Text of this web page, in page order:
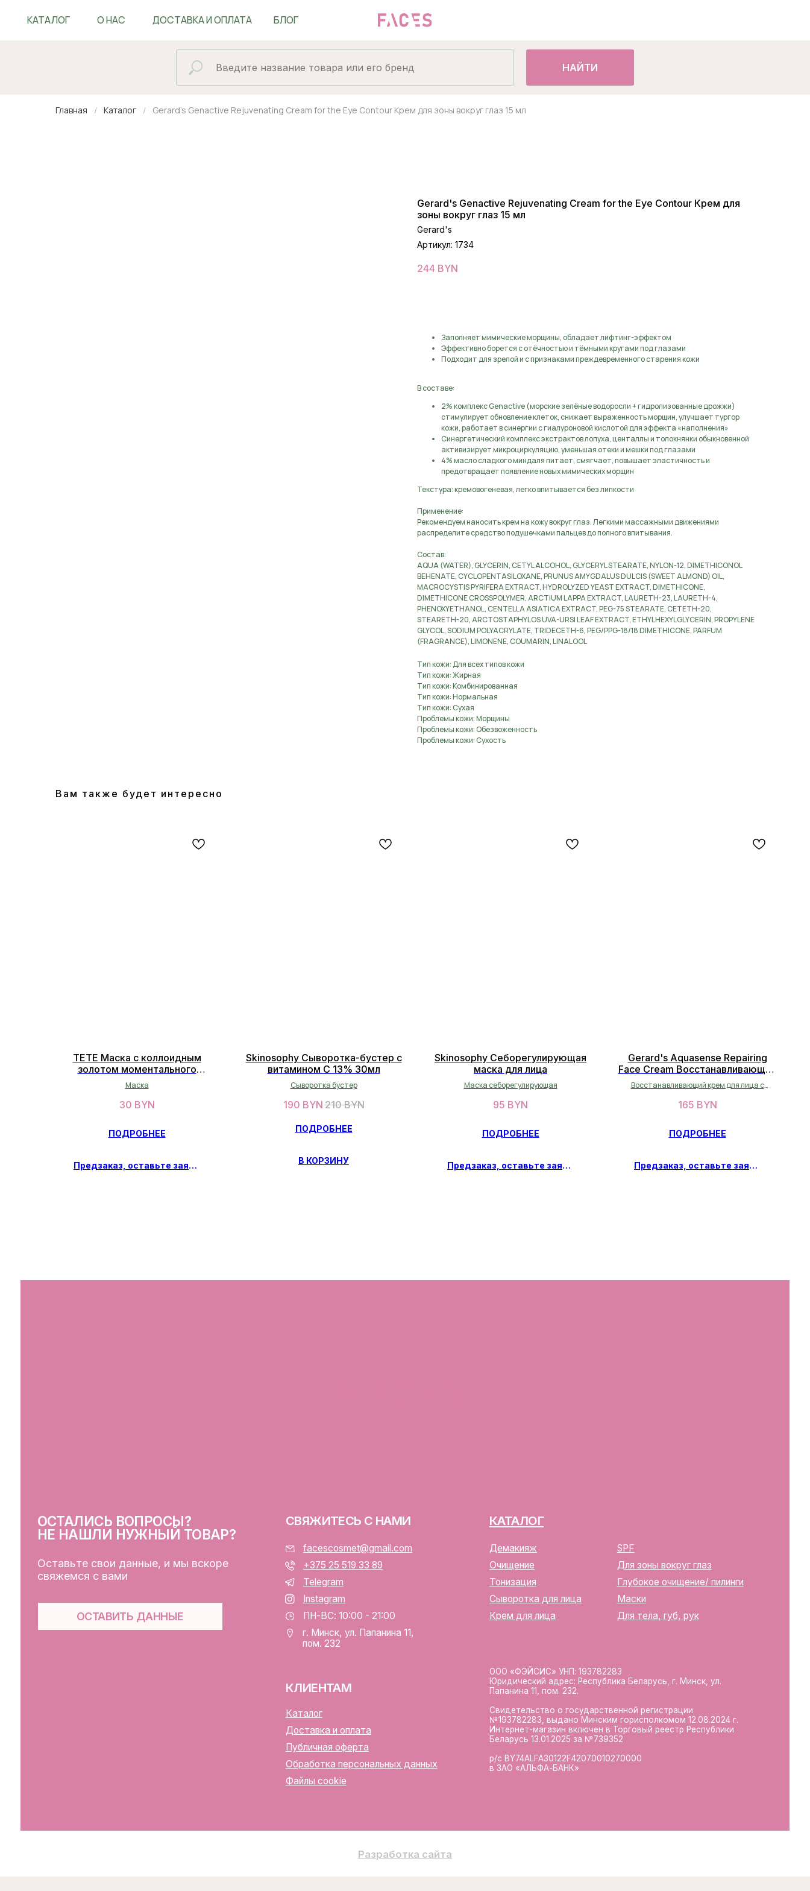
КАТАЛОГ О НАС БЛОГ
ДОСТАВКА И ОПЛАТА
НАЙТИ
Главная Каталог Gerard's Genactive Rejuvenating Cream for the Eye Contour Крем для зоны вокруг глаз 15 мл
Gerard's Genactive Rejuvenating Cream for the Eye Contour Крем для
зоны вокруг глаз 15 мл
Gerard's
Артикул: 1734
244 BYN
Заполняет мимические морщины, обладает лифтинг-эффектом
Эффективно борется с отёчностью и тёмными кругами под глазами
Подходит для зрелой и с признаками преждевременного старения кожи
В составе:
2% комплекс Genactive (морские зелёные водоросли + гидролизованные дрожжи)
стимулирует обновление клеток, снижает выраженность морщин, улучшает тургор
кожи, работает в синергии с гиалуроновой кислотой для эффекта «наполнения»
Синергетический комплекс экстрактов лопуха, центаллы и толокнянки обыкновенной
активизирует микроциркуляцию, уменьшая отеки и мешки под глазами
4% масло сладкого миндаля питает, смягчает, повышает эластичность и
предотвращает появление новых мимических морщин
Текстура: кремовогеневая, легко впитывается без липкости
Применение:
Рекомендуем наносить крем на кожу вокруг глаз. Легкими массажными движениями
распределите средство подушечками пальцев до полного впитывания.
Состав:
AQUA (WATER), GLYCERIN, CETYL ALCOHOL, GLYCERYL STEARATE, NYLON-12, DIMETHICONOL
BEHENATE, CYCLOPENTASILOXANE, PRUNUS AMYGDALUS DULCIS (SWEET ALMOND) OIL,
MACROCYSTIS PYRIFERA EXTRACT, HYDROLYZED YEAST EXTRACT, DIMETHICONE,
DIMETHICONE CROSSPOLYMER, ARCTIUM LAPPA EXTRACT, LAURETH-23, LAURETH-4,
PHENOXYETHANOL, CENTELLA ASIATICA EXTRACT, PEG-75 STEARATE, CETETH-20,
STEARETH-20, ARCTOSTAPHYLOS UVA-URSI LEAF EXTRACT, ETHYLHEXYLGLYCERIN, PROPYLENE
GLYCOL, SODIUM POLYACRYLATE, TRIDECETH-6, PEG/PPG-18/18 DIMETHICONE, PARFUM
(FRAGRANCE), LIMONENE, COUMARIN, LINALOOL
Тип кожи: Для всех типов кожи
Тип кожи: Жирная
Тип кожи: Комбинированная
Тип кожи: Нормальная
Тип кожи: Сухая
Проблемы кожи: Морщины
Проблемы кожи: Обезвоженность
Проблемы кожи: Сухость
Вам также будет интересно
TETE Маска с коллоидным
золотом моментального
действия 1шт, Gold Hydrogel
Mask
Маска
30 BYN
ПОДРОБНЕЕ
Предзаказ, оставьте заявку
Skinosophy Сыворотка-бустер с
витамином С 13% 30мл
Сыворотка бустер
190 BYN210 BYN
ПОДРОБНЕЕ
В КОРЗИНУ
Skinosophy Себорегулирующая
маска для лица
Маска себорегулирующая
95 BYN
ПОДРОБНЕЕ
Предзаказ, оставьте заявку
Gerard's Aquasense Repairing
Face Cream Восстанавливающий
крем 50 мл
Восстанавливающий крем для лица с
165 BYN
ПОДРОБНЕЕ
Предзаказ, оставьте заявку
Свидетельство о государственной регистрации
Интернет-магазин включен в Торговый реестр Республики
Беларусь 13.01.2025 за №739352
р/с BY74ALFA30122F42070010270000
в ЗАО «АЛЬФА-БАНК»
Доставка и оплата
Публичная оферта